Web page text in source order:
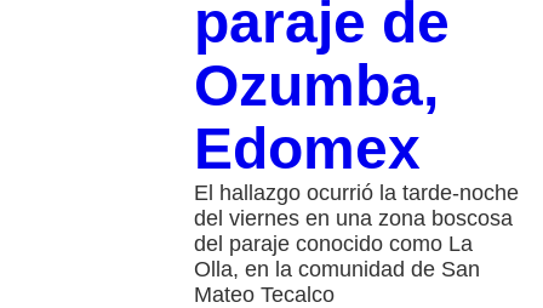
paraje de
Ozumba,
Edomex
El hallazgo ocurrió la tarde-noche
del viernes en una zona boscosa
del paraje conocido como La
Olla, en la comunidad de San
Mateo Tecalco